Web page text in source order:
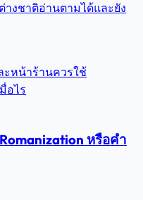
งชาติอ่านตามได้และยัง
หรือคำ